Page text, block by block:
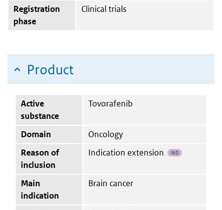
Registration
phase
Clinical trials
Product
Active
substance
Tovorafenib
Domain
Oncology
Reason of
inclusion
Indication extension IND
Main
indication
Brain cancer